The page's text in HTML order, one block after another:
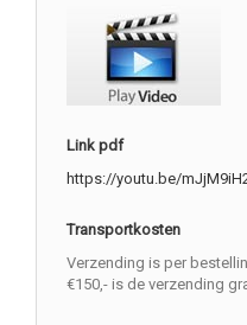
Link pdf
https://youtu.be/
Transportkosten
Verzending is per
€150,- is de verzending